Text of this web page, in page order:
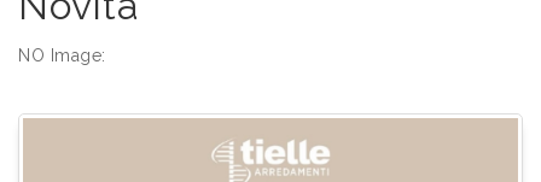
NO Image: